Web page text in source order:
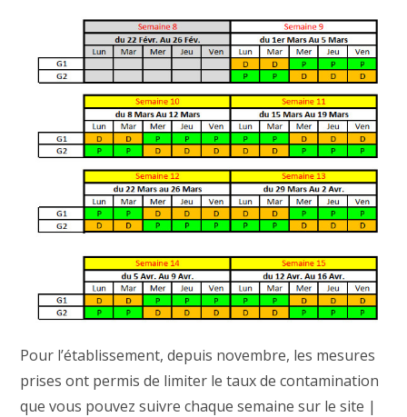
Pour l’établissement, depuis novembre, les mesures
prises ont permis de limiter le taux de contamination
que vous pouvez suivre chaque semaine sur le site |